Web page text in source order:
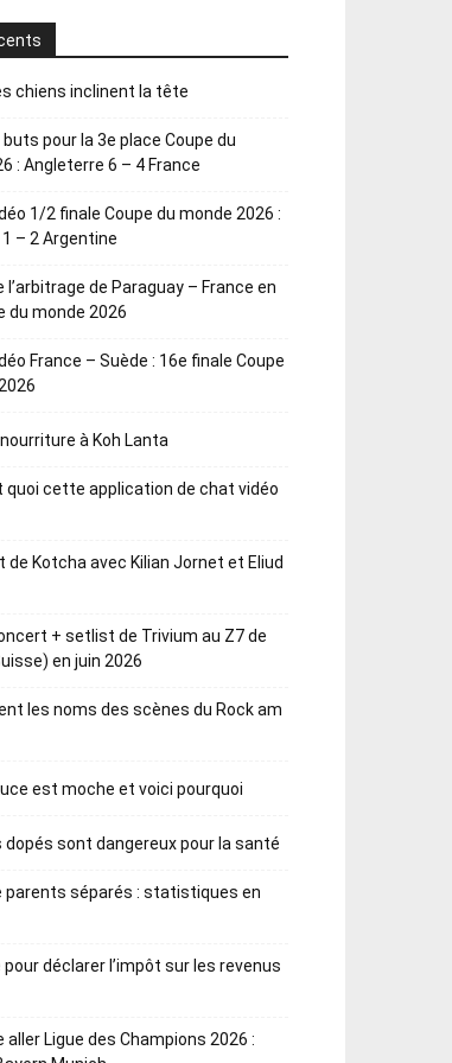
chiens inclinent la tête
buts pour la 3e place Coupe du
: Angleterre 6 – 4 France
1/2 finale Coupe du monde 2026 :
– 2 Argentine
l’arbitrage de Paraguay – France en
du monde 2026
France – Suède : 16e finale Coupe
à Koh Lanta
quoi cette application de chat vidéo
de Kotcha avec Kilian Jornet et Eliud
+ setlist de Trivium au Z7 de
en juin 2026
les noms des scènes du Rock am
est moche et voici pourquoi
dopés sont dangereux pour la santé
parents séparés : statistiques en
déclarer l’impôt sur les revenus
aller Ligue des Champions 2026 :